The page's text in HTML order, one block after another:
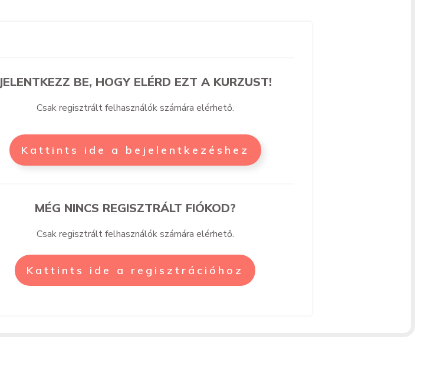
JELENTKEZZ BE, HOGY ELÉRD EZT A KURZUST!
Csak regisztrált felhasználók számára elérhető.
Kattints ide a bejelentkezéshez
MÉG NINCS REGISZTRÁLT FIÓKOD?
Csak regisztrált felhasználók számára elérhető.
Kattints ide a regisztrációhoz